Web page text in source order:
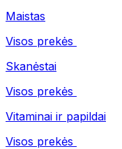
Maistas
Visos prekės
Skanėstai
Visos prekės
Vitaminai ir papildai
Visos prekės